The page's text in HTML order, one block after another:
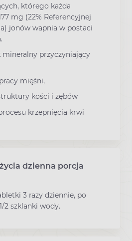
którego każda
mg (22% Referencyjnej
jonów wapnia w postaci
mineralny przyczyniający
mięśni,
kości i zębów
krzepnięcia krwi
dzienna porcja
3 razy dziennie, po
2 szklanki wody.